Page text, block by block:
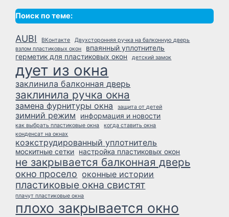
Поиск по теме:
AUBI ВКонтакте
Двухсторонняя ручка на балконную дверь
взлом пластиковых окон
впаянный уплотнитель
герметик для пластиковых окон
детский замок
дует из окна
заклинила балконная дверь
заклинила ручка окна
замена фурнитуры окна защита от детей
зимний режим информация и новости
как выбрать пластиковые окна
когда ставить окна
конденсат на окнах
коэкструдированный уплотнитель
москитные сетки настройка пластиковых окон
не закрывается балконная дверь
окно просело оконные истории
пластиковые окна свистят
плачут пластиковые окна
плохо закрывается окно